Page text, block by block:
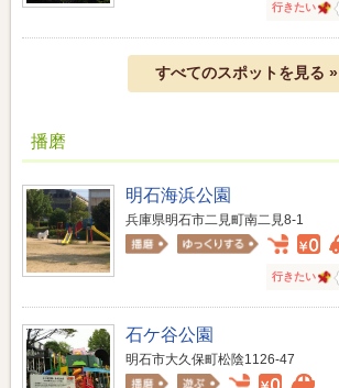
行きたい
すべてのスポットを見る »
播磨
明石海浜公園
兵庫県明石市二見町南二見8-1
行きたい
石ケ谷公園
明石市大久保町松陰1126-47